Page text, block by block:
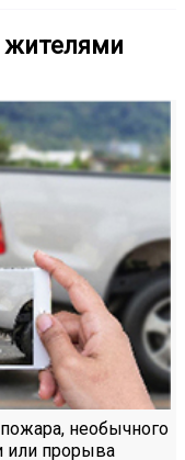
жителями
необычного
или прорыва